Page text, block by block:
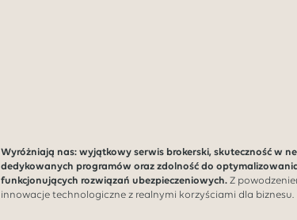
Wyróżniają nas: wyjątkowy serwis brokerski, skuteczność w
dedykowanych programów oraz zdolność do
funkcjonujących rozwiązań ubezpieczeniowych.Z
innowacje technologiczne z realnymi korzyściami dla biznesu.